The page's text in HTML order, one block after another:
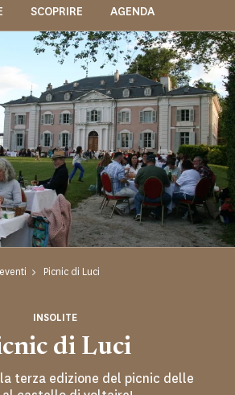
SCOPRIRE AGENDA
Picnic di Luci
di Luci
INSOLITE
terza edizione del picnic delle